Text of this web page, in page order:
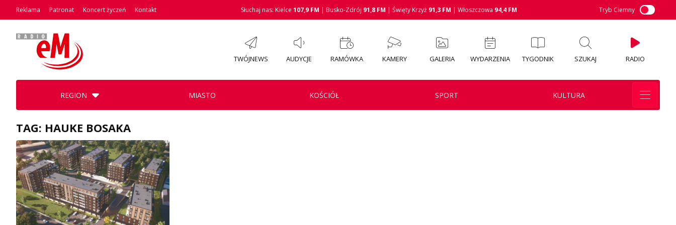
Reklama Patronat Koncert życzeń Kontakt Słuchaj nas: Kielce 107,9 FM | Busko-Zdrój 91,8 FM | Święty Krzyż 91,3 FM | Włoszczowa 94,4 FM Tryb Ciemny
TWÓJNEWS AUDYCJE RAMÓWKA KAMERY GALERIA WYDARZENIA TYGODNIK SZUKAJ RADIO
REGION MIASTO KOŚCIÓŁ SPORT KULTURA
TAG: HAUKE BOSAKA